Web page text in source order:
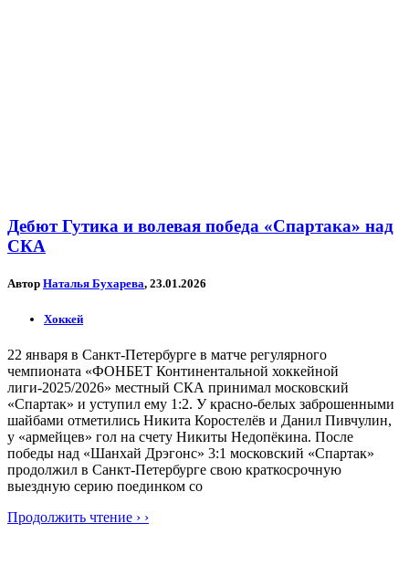
Дебют Гутика и волевая победа «Спартака» над
СКА
Автор Наталья Бухарева, 23.01.2026
Хоккей
22 января в Санкт-Петербурге в матче регулярного
чемпионата «ФОНБЕТ Континентальной хоккейной
лиги-2025/2026» местный СКА принимал московский
«Спартак» и уступил ему 1:2. У красно-белых заброшенными
шайбами отметились Никита Коростелёв и Данил Пивчулин,
у «армейцев» гол на счету Никиты Недопёкина. После
победы над «Шанхай Дрэгонс» 3:1 московский «Спартак»
продолжил в Санкт-Петербурге свою краткосрочную
выездную серию поединком со
Продолжить чтение › ›